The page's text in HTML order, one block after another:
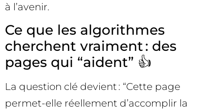
à l’avenir.
Ce que les algorithmes
cherchent vraiment : des
pages qui “aident” 👍
La question clé devient : “Cette page
permet-elle réellement d’accomplir la